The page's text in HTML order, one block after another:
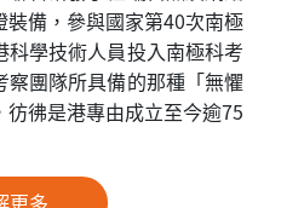
備，參與國家第40次南極
學技術人員投入南極科考
團隊所具備的那種「無懼
彿是港專由成立至今逾75
更多